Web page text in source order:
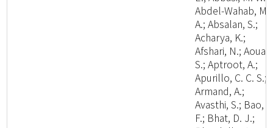
Abdel-Wahab, M.
A.; Absalan, S.;
Acharya, K.;
Afshari, N.; Aouali,
S.; Aptroot, A.;
Apurillo, C. C. S.;
Armand, A.;
Avasthi, S.; Bao,
F.; Bhat, D. J.;